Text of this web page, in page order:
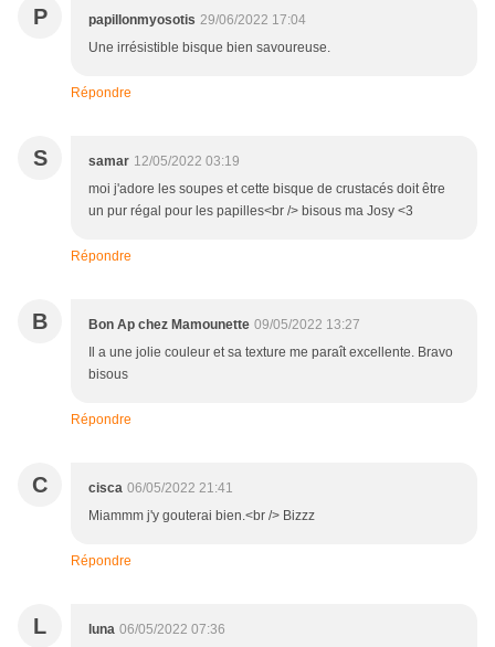
P papillonmyosotis 29/06/2022 17:04
Une irrésistible bisque bien savoureuse.
Répondre
S samar 12/05/2022 03:19
moi j'adore les soupes et cette bisque de crustacés doit être
un pur régal pour les papilles<br /> bisous ma Josy <3
Répondre
B Bon Ap chez Mamounette 09/05/2022 13:27
Il a une jolie couleur et sa texture me paraît excellente. Bravo
bisous
Répondre
C cisca 06/05/2022 21:41
Miammm j'y gouterai bien.<br /> Bizzz
Répondre
L luna 06/05/2022 07:36